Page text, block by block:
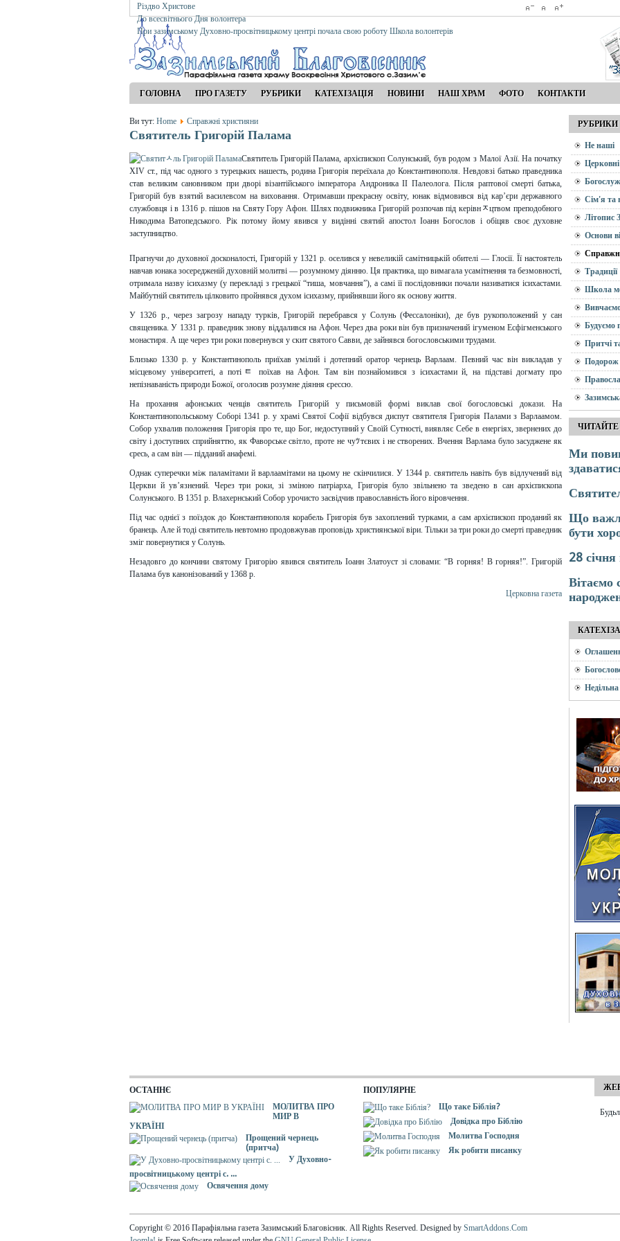
Різдво Христове
До всесвітнього Дня волонтера
При зазимському Духовно-просвітницькому центрі почала свою роботу Школа волонтерів
ГОЛОВНА ПРО ГАЗЕТУ РУБРИКИ КАТЕХІЗАЦІЯ НОВИНИ НАШ ХРАМ ФОТО КОНТАКТИ
Ви тут: Home Справжні християни
Святитель Григорій Палама
Святитель Григорій Палама, архієпископ Солунський, був родом з Малої Азії. На початку
XIV ст., під час одного з турецьких нашесть, родина Григорія переїхала до Константинополя. Невдовзі батько праведника
став великим сановником при дворі візантійського імператора Андроника II Палеолога. Після раптової смерті батька,
Григорій був взятий василевсом на виховання. Отримавши прекрасну освіту, юнак відмовився від кар’єри державного
службовця і в 1316 р. пішов на Святу Гору Афон. Шлях подвижника Григорій розпочав під керівнﾸцтвом преподобного
Никодима Ватопедського. Рік потому йому явився у видінні святий апостол Іоанн Богослов і обіцяв своє духовне
заступництво.
Прагнучи до духовної досконалості, Григорій у 1321 р. оселився у невеликій самітницькій обителі — Глосії. Її настоятель
навчав юнака зосередженій духов­ній молитві — розумному діянню. Ця практика, що вимагала усамітнення та безмовності,
отримала назву іси­хазму (у перекладі з грецької “тиша, мовчання”), а самі її послідовники почали називатися ісихастами.
Майбутній святитель цілковито пройнявся духом ісихазму, прийнявши його як основу життя.
У 1326 р., через загрозу нападу турків, Григорій перебрався у Солунь (Фессалоніки), де був рукоположений у сан
священика. У 1331 р. праведник знову віддалився на Афон. Через два роки він був призначений ігуменом Есфігменського
монастиря. А ще через три роки повернувся у скит святого Савви, де зайнявся богословськими трудами.
Близько 1330 р. у Константинополь приїхав умілий і дотепний оратор чернець Варлаам. Певний час він викладав у
місцевому університеті, а потіﾼ поїхав на Афон. Там він познайомився з ісихастами й, на підставі догмату про
непізнаваність природи Божої, оголосив розумне діяння єрессю.
На прохання афонських ченців святитель Григорій у письмовій формі виклав свої богословські докази. На
Константинопольському Соборі 1341 р. у храмі Святої Софії відбувся диспут святителя Григорія Палами з Варлаамом.
Собор ухвалив положення Григорія про те, що Бог, недоступний у Своїй Сутності, виявляє Себе в енергіях, звернених до
світу і доступних сприйняттю, як Фаворське світло, проте не чуﾂтєвих і не створених. Вчення Варлама було засуджене як
єресь, а сам він — підданий анафемі.
Однак суперечки між паламітами й варлаамітами на цьому не скінчилися. У 1344 р. святитель навіть був відлучений від
Церкви й ув’язнений. Через три роки, зі зміною патріарха, Григорія було звільнено та зведено в сан архієпископа
Солунського. В 1351 р. Влахернський Собор урочисто засвідчив православність його віровчення.
Під час однієї з поїздок до Константинополя корабель Григорія був захоплений турками, а сам архієпископ проданий як
бранець. Але й тоді святитель невтомно продовжував проповідь християнської віри. Тільки за три роки до смерті праведник
зміг повернутися у Солунь.
Незадовго до кончини святому Григорію явився святитель Іоанн Златоуст зі словами: “В горняя! В горняя!”. Григорій
Палама був канонізований у 1368 р.
Церковна газета
РУБРИКИ
Не наші
Сім'я та
Літопис
Основи
Традиції
Школа
Будуємо
Притчі
Подорож
Ми
Що
бути
28
Вітаємо
ОСТАННЄ
МОЛИТВА ПРО
МИР В
УКРАЇНІ
Прощений чернець
(притча)
У Духовно-
просвітницькому центрі с. ...
Освячення дому
ПОПУЛЯРНЕ
Що таке Біблія?
Довідка про Біблію
Молитва Господня
Як робити писанку
Copyright © 2016 Парафіяльна газета Зазимський Благовісник. All Rights Reserved. Designed by SmartAddons.Com